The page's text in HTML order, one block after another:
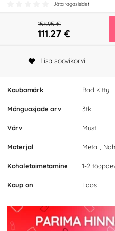
Jäta tagasisidet
Kaubamärk Bad Kitty
Mänguasjade arv 3tk
Värv Must
Materjal Metall,
Kohaletoimetamine 1-2
Kaup on Laos
158.95 €
111.27 €
Lisa soovikorvi